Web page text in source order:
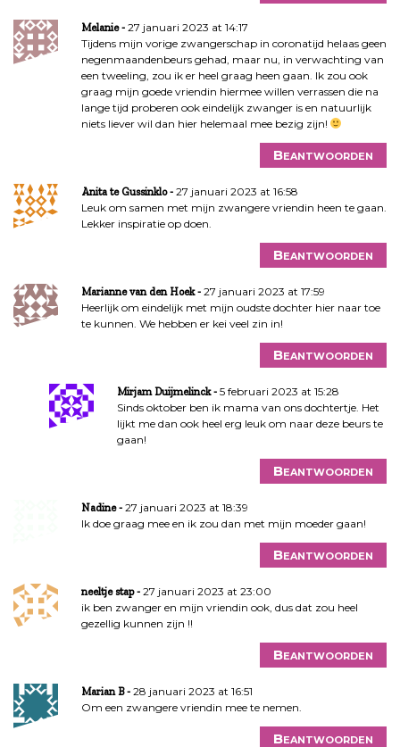
Melanie
27 januari 2023 at 14:17
Tijdens mijn vorige zwangerschap in coronatijd helaas geen
negenmaandenbeurs gehad, maar nu, in verwachting van
een tweeling, zou ik er heel graag heen gaan. Ik zou ook
graag mijn goede vriendin hiermee willen verrassen die na
lange tijd proberen ook eindelijk zwanger is en natuurlijk
niets liever wil dan hier helemaal mee bezig zijn!
Beantwoorden
Anita te Gussinklo
27 januari 2023 at 16:58
Leuk om samen met mijn zwangere vriendin heen te gaan.
Lekker inspiratie op doen.
Beantwoorden
Marianne van den Hoek
27 januari 2023 at 17:59
Heerlijk om eindelijk met mijn oudste dochter hier naar toe
te kunnen. We hebben er kei veel zin in!
Beantwoorden
Mirjam Duijmelinck
5 februari 2023 at 15:28
Sinds oktober ben ik mama van ons dochtertje. Het
lijkt me dan ook heel erg leuk om naar deze beurs te
gaan!
Beantwoorden
Nadine
27 januari 2023 at 18:39
Ik doe graag mee en ik zou dan met mijn moeder gaan!
Beantwoorden
neeltje stap
27 januari 2023 at 23:00
ik ben zwanger en mijn vriendin ook, dus dat zou heel
gezellig kunnen zijn !!
Beantwoorden
Marian B
28 januari 2023 at 16:51
Om een zwangere vriendin mee te nemen.
Beantwoorden